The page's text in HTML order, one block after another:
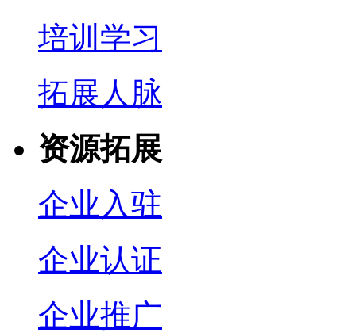
培训学习
拓展人脉
资源拓展
企业入驻
企业认证
企业推广